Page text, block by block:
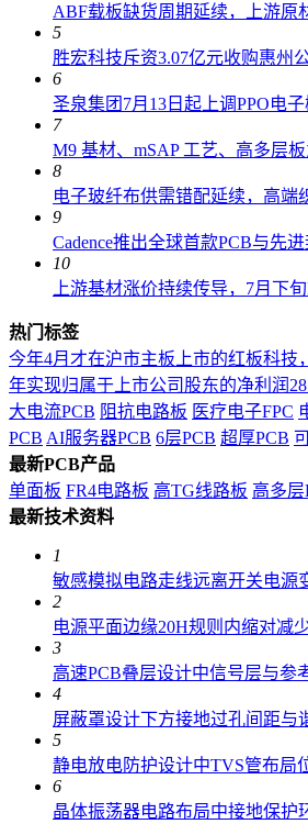
ABF载板缺货周期延续，上游原
5
胜宏科技斥资3.07亿元收购惠州
6
圣泉集团7月13日起上调PPO电子
7
M9 基材、mSAP 工艺、高多层
8
电子玻纤布供需错配延续，高端
9
Cadence推出全球首款PCB与先
10
上游基材涨价持续传导，7月下
热门标签
今年4月才在沪市主板上市的红板科技
年实现归属于上市公司股东的净利润
大电流PCB 阻抗电路板 医疗电子FPC
PCB AI服务器PCB 6层PCB 超厚PCB
最新PCB产品
单面板 FR4电路板 高TG线路板 高多
最新技术资料
1
敏感模拟电路走线远离开关电源
2
电源平面边缘20H规则内缩对减
3
高速PCB叠层设计中信号层与参
4
屏蔽罩设计下方接地过孔间距与
5
静电放电防护设计中TVS管布局
6
晶体振荡器电路布局中接地保护